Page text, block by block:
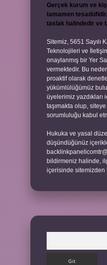
Gerçek kurum ve
tamamen
taslak halindedir ve
Sitemiz, 5651 Sayılı
Teknolojileri ve
onaylanmış bir Yer
vermektedir. Bu
proaktif olarak
yükümlülüğümüz
üyelerimiz
taşımakta olup,
sorumluluğu kabul
Hukuka ve yasal
düşündüğünüz
bildirmeniz halinde,
içerisinde sitemizden